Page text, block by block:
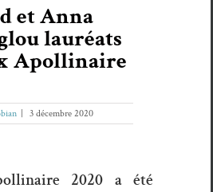
et Anna
lauréats
Apollinaire
3 décembre 2020
2020 a été